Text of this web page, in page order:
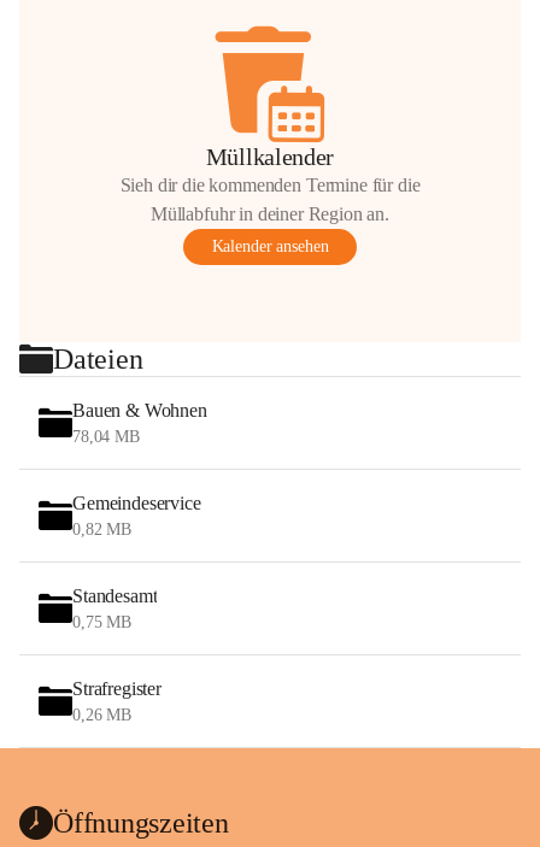
Müllkalender
Sieh dir die kommenden Termine für die
Müllabfuhr in deiner Region an.
Kalender ansehen
Dateien
Bauen & Wohnen
78,04 MB
Gemeindeservice
0,82 MB
Standesamt
0,75 MB
Strafregister
0,26 MB
Öffnungszeiten